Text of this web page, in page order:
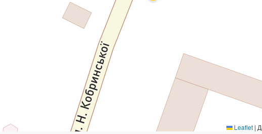
Leaflet |